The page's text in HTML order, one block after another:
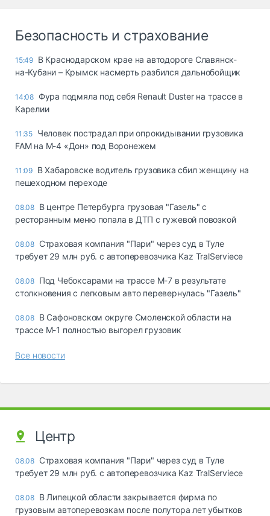
Безопасность и страхование
15:49 В Краснодарском крае на автодороге Славянск-
на-Кубани – Крымск насмерть разбился дальнобойщик
14:08 Фура подмяла под себя Renault Duster на трассе в
Карелии
11:35 Человек пострадал при опрокидывании грузовика
FAM на М-4 «Дон» под Воронежем
11:09 В Хабаровске водитель грузовика сбил женщину на
пешеходном переходе
08.08 В центре Петербурга грузовая "Газель" с
ресторанным меню попала в ДТП с гужевой повозкой
08.08 Страховая компания "Пари" через суд в Туле
требует 29 млн руб. с автоперевозчика Kaz TralServiece
08.08 Под Чебоксарами на трассе М-7 в результате
столкновения с легковым авто перевернулась "Газель"
08.08 В Сафоновском округе Смоленской области на
трассе М-1 полностью выгорел грузовик
Все новости
Центр
08.08 Страховая компания "Пари" через суд в Туле
требует 29 млн руб. с автоперевозчика Kaz TralServiece
08.08 В Липецкой области закрывается фирма по
грузовым автоперевозкам после полутора лет убытков